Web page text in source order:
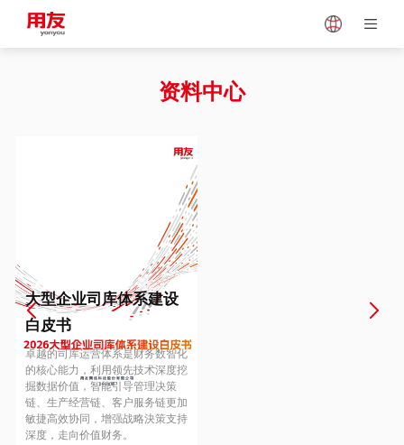
Vietnam
Europe
Hungary
Hong Kong
资料中心
大型企业司库体系建设
白皮书
卓越的司库运营体系是财务数智化
的核心能力，利用领先技术深度挖
掘数据价值，智能引导管理决策
链、生产经营链、客户服务链更加
敏捷高效协同，增强战略決策支持
深度，走向价值财务。